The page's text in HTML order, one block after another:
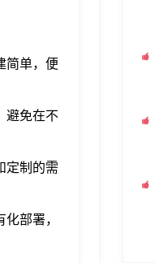
简单，便
避免在不
定制的需
部署，